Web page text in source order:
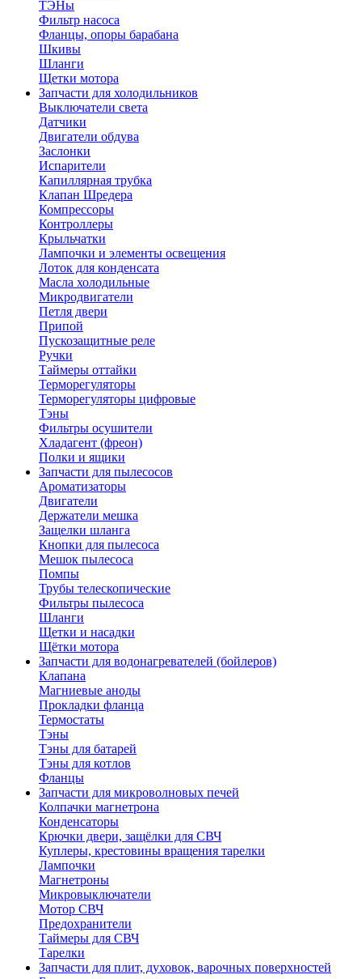
ТЭНы
Фильтр насоса
Фланцы, опоры барабана
Шкивы
Шланги
Щетки мотора
Запчасти для холодильников
Выключатели света
Датчики
Двигатели обдува
Заслонки
Испарители
Капиллярная трубка
Клапан Шредера
Компрессоры
Контроллеры
Крыльчатки
Лампочки и элементы освещения
Лоток для конденсата
Масла холодильные
Микродвигатели
Петля двери
Припой
Пускозащитные реле
Ручки
Таймеры оттайки
Терморегуляторы
Терморегуляторы цифровые
Тэны
Фильтры осушители
Хладагент (фреон)
Полки и ящики
Запчасти для пылесосов
Ароматизаторы
Двигатели
Держатели мешка
Защелки шланга
Кнопки для пылесоса
Мешок пылесоса
Помпы
Трубы телескопические
Фильтры пылесоса
Шланги
Щетки и насадки
Щётки мотора
Запчасти для водонагревателей (бойлеров)
Клапана
Магниевые аноды
Прокладки фланца
Термостаты
Тэны
Тэны для батарей
Тэны для котлов
Фланцы
Запчасти для микроволновых печей
Колпачки магнетрона
Конденсаторы
Крючки двери, защёлки для СВЧ
Куплеры, крестовины вращения тарелки
Лампочки
Магнетроны
Микровыключатели
Мотор СВЧ
Предохранители
Таймеры для СВЧ
Тарелки
Запчасти для плит, духовок, варочных поверхностей